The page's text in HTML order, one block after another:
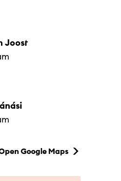
Joost
Google Maps